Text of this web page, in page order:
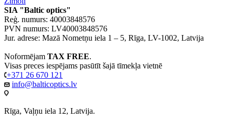
SIA "Baltic optics"
Reģ. numurs: 40003848576
PVN numurs: LV40003848576
Jur. adrese: Mazā Nometņu iela 1 – 5, Rīga, LV-1002, Latvija
Noformējam TAX FREE.
Visas preces iespējams pasūtīt šajā tīmekļa vietnē
+371 26 670 121
info@balticoptics.lv
Rīga, Vaļņu iela 12, Latvija.